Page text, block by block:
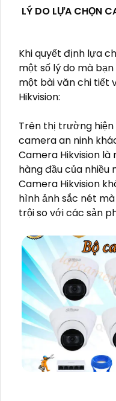
LÝ DO LỰA CHỌN
Khi quyết định lựa
một số lý do mà
một bài văn chi tiết
Hikvision:
Trên thị trường hiện
camera an ninh
Camera Hikvision
hàng đầu của nhiều
Camera Hikvision
hình ảnh sắc nét
trội so với các sản